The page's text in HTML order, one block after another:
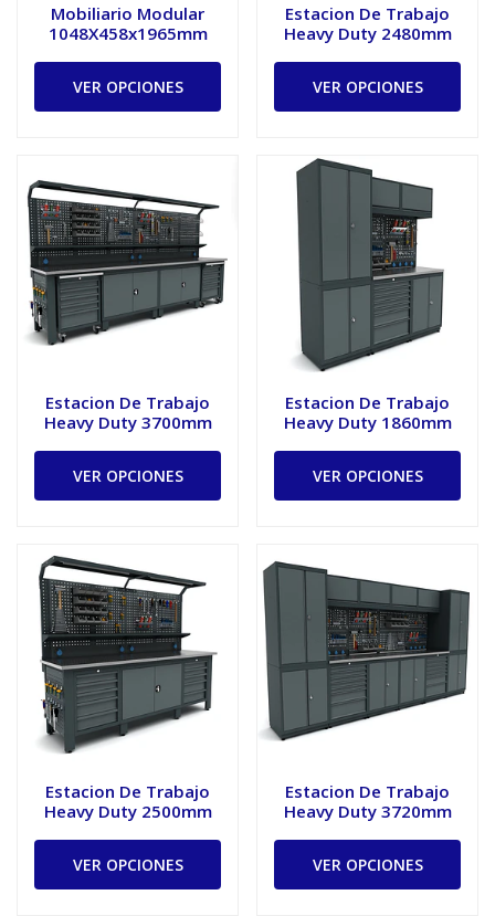
Mobiliario Modular
1048X458x1965mm
VER OPCIONES
Estacion De Trabajo
Heavy Duty 2480mm
VER OPCIONES
Estacion De Trabajo
Heavy Duty 3700mm
VER OPCIONES
Estacion De Trabajo
Heavy Duty 1860mm
VER OPCIONES
Estacion De Trabajo
Heavy Duty 2500mm
VER OPCIONES
Estacion De Trabajo
Heavy Duty 3720mm
VER OPCIONES